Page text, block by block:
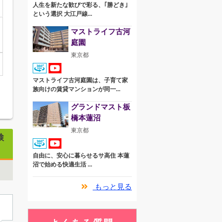
人生を新たな歓びで彩る、｢勝どき｣
という選択 大江戸線...
マストライフ古河
庭園
東京都
マストライフ古河庭園は、子育て家
族向けの賃貸マンションが同一...
グランドマスト板
橋本蓮沼
東京都
自由に、安心に暮らせるサ高住 本蓮
沼で始める快適生活 ...
もっと見る